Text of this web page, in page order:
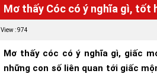
Mơ thấy Cóc có ý nghĩa gì, tốt
View : 974
Mơ thấy cóc có ý nghĩa gì, giấc
những con số liên quan tới giấc